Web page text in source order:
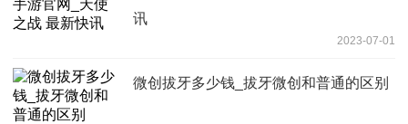
讯
2023-07-01
微创拔牙多少钱_拔牙微创和普通的区别